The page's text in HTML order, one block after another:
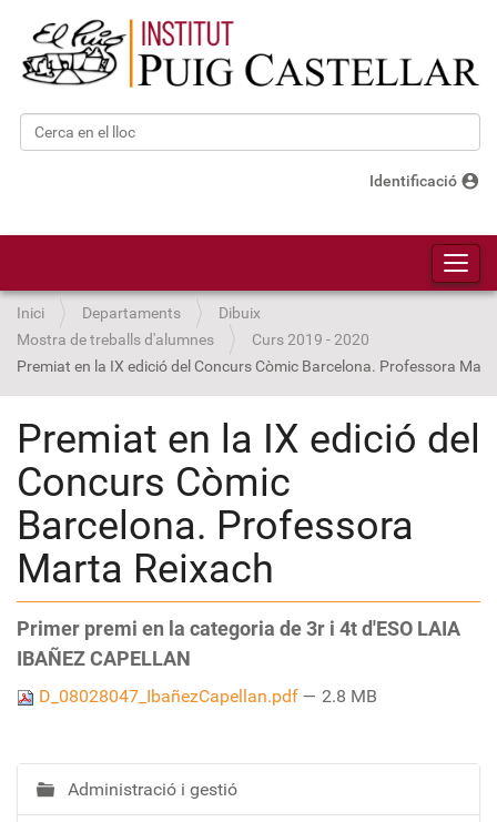
Cerca
Identificació account_circle
Inici Departaments
Dibuix
Mostra de treballs d'alumnes
Curs 2019 - 2020
Premiat en la IX edició del Concurs Còmic Barcelona. Professora
Premiat en la IX edició del
Concurs Còmic
Barcelona. Professora
Marta Reixach
Primer premi en la categoria de 3r i 4t d'ESO LAIA
IBAÑEZ CAPELLAN
D_08028047_IbañezCapellan.pdf — 2.8 MB
N
a
Administració i gestió